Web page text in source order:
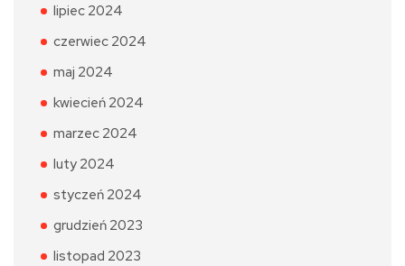
lipiec 2024
czerwiec 2024
maj 2024
kwiecień 2024
marzec 2024
luty 2024
styczeń 2024
grudzień 2023
listopad 2023